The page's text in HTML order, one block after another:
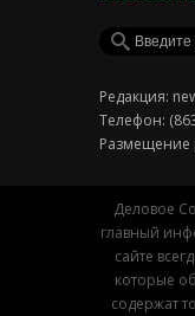
Редакция:
Телефон:
Размещение
Деловое
главный
сайте
которые
содержат